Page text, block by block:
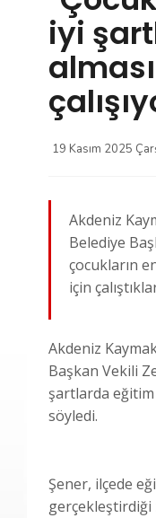
iyi
19 Kasım 2025
Akdeniz
Belediye
çocukların
için
Akdeniz
Başkan Vekili
şartlarda eğitim
söyledi.
Şener, ilçede